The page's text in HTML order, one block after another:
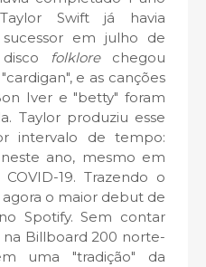
Swift já havia
em julho de
folklorechegou
e as canções
Iver e "betty" foram
Taylor produziu esse
intervalo de tempo:
ano, mesmo em
19. Trazendo o
o maior debut de
Spotify. Sem contar
Billboard 200 norte-
uma "tradição" da